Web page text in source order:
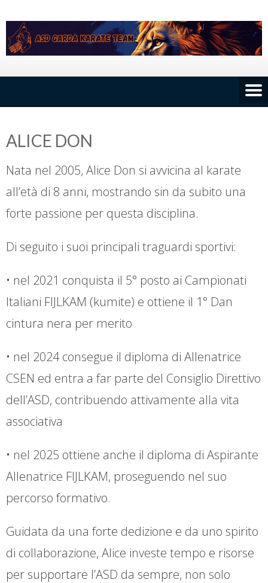
to
content
ALICE DON
Nata nel 2005, Alice Don si avvicina al karate
all’età di 8 anni, mostrando sin da subito una
forte passione per questa disciplina.
Di seguito i suoi principali traguardi sportivi:
• nel 2021 conquista il 5° posto ai Campionati
Italiani FIJLKAM (kumite) e ottiene il 1° Dan
cintura nera per merito
• nel 2024 consegue il diploma di Allenatrice
CSEN ed entra a far parte del Consiglio Direttivo
dell’ASD, contribuendo attivamente alla vita
associativa
• nel 2025 ottiene anche il diploma di Aspirante
Allenatrice FIJLKAM, proseguendo nel suo
percorso formativo.
Guidata da una forte dedizione e da uno spirito
di collaborazione, Alice investe tempo e risorse
per supportare l’ASD da sempre, non solo